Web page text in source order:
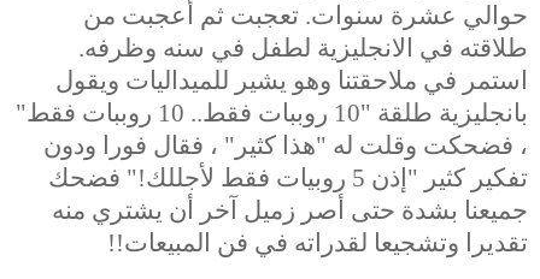
حوالي عشرة سنوات. تعجبت ثم أُعجبت من
طلاقته في الانجليزية لطفل في سنه وظرفه.
استمر في ملاحقتنا وهو يشير للميداليات ويقول
بانجليزية طلقة "10 روببات فقط.. 10 روببات فقط"
، فضحكت وقلت له "هذا كثير" ، فقال فورا ودون
تفكير كثير "إذن 5 روبيات فقط لأجللك!" فضحك
جميعنا بشدة حتى أصر زميل آخر أن يشتري منه
تقديرا وتشجيعا لقدراته في فن المبيعات!!